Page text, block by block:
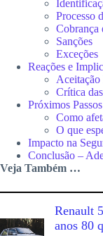
Processo
Cobrança
Sanções
Exceções
Reações e
Aceitação
Crítica
Próximos
Como
O que
Impacto na
Conclusão –
Veja Também …
Renault
anos 80